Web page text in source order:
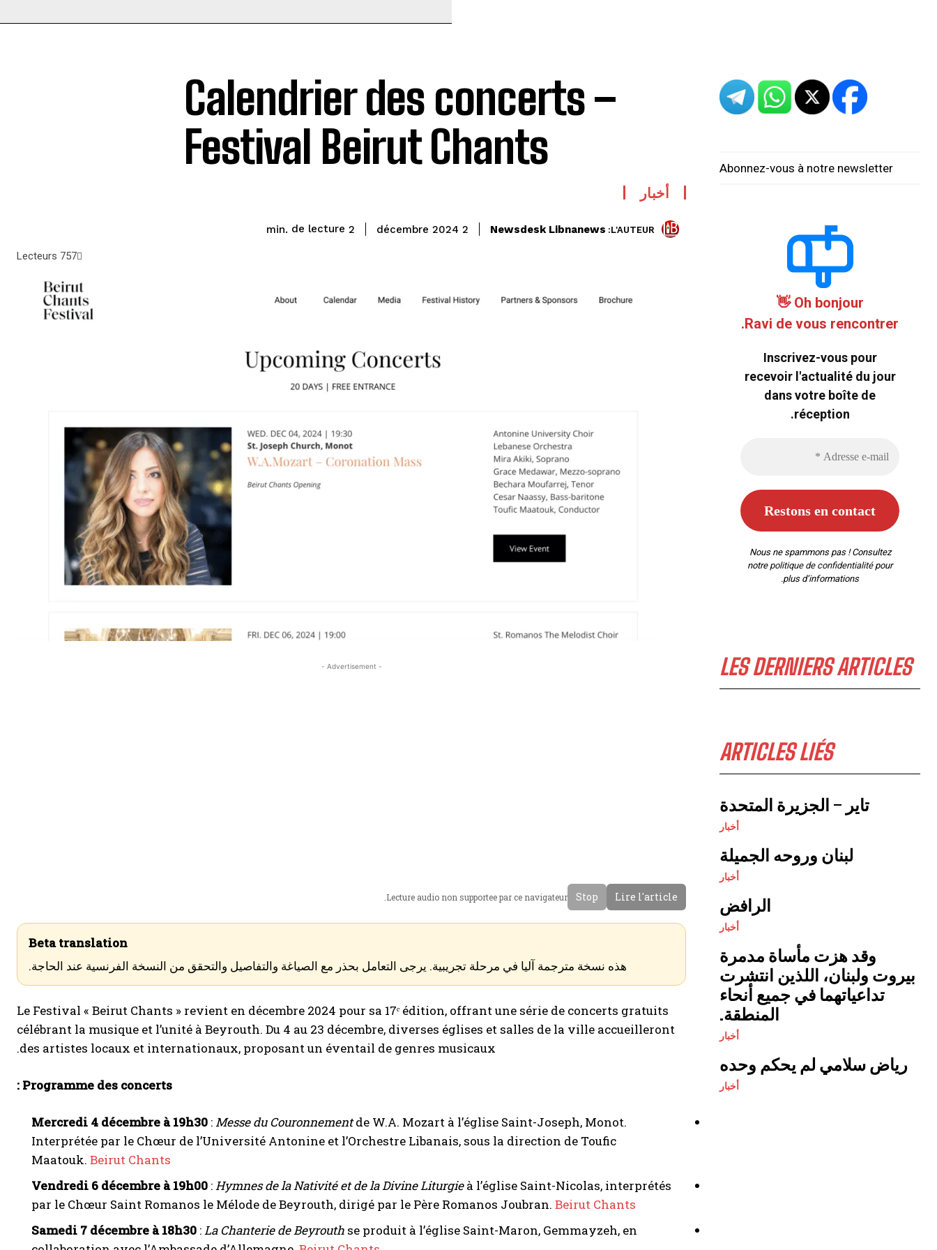
Abonnez-vous à notre newsletter
Oh bonjour 👋
Ravi de vous rencontrer.
Inscrivez-vous pour
recevoir l'actualité du jour
dans votre boîte de
réception.
Nous ne spammons pas ! Consultez
notre politique de confidentialitépour
plus d’informations.
LES DERNIERS ARTICLES
ARTICLES LIÉS
تاير – الجزيرة المتحدة
أخبار
لبنان وروحه الجميلة
أخبار
الرافض
أخبار
وقد هزت مأساة مدمرة
بيروت ولبنان، اللذين انتشرت
تداعياتهما في جميع أنحاء
المنطقة.
أخبار
رياض سلامي لم يحكم وحده
أخبار
Calendrier des concerts –
Festival Beirut Chants
أخبار
L'AUTEUR:
Newsdesk Libnanews
2 décembre 2024
2
de lecture
757
- Advertisement -
Lire l'article
Stop
Lecture audio non supportee par ce navigateur.
Beta translation
هذه نسخة مترجمة آليا في مرحلة تجريبية. يرجى التعامل بحذر مع الصياغة والتفاصيل والتحقق من النسخة الفرنسية عند الحاجة.
Le Festival « Beirut Chants » revient en décembre 2024 pour sa 17ᵉ édition, offrant une série de concerts gratuits
célébrant la musique et l’unité à Beyrouth. Du 4 au 23 décembre, diverses églises et salles de la ville accueilleront
des artistes locaux et internationaux, proposant un éventail de genres musicaux.
Programme des concerts :
Mercredi 4 décembre à 19h30 :Messe du Couronnementde W.A. Mozart à l’église Saint-Joseph, Monot.
Interprétée par le Chœur de l’Université Antonine et l’Orchestre Libanais, sous la direction de Toufic
Maatouk. Beirut Chants
Vendredi 6 décembre à 19h00 :Hymnes de la Nativité et de la Divine Liturgieà l’église Saint-Nicolas, interprétés
par le Chœur Saint Romanos le Mélode de Beyrouth, dirigé par le Père Romanos Joubran. Beirut Chants
Samedi 7 décembre à 18h30 :La Chanterie de Beyrouth se produit à l’église Saint-Maron, Gemmayzeh, en